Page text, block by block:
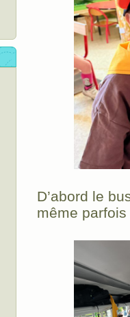
D’abord le
même